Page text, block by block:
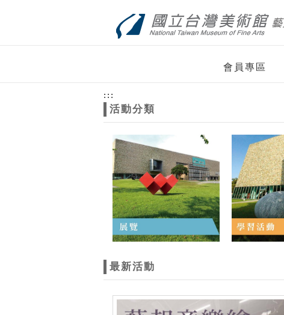
會員專區
:::
活動分類
最新活動